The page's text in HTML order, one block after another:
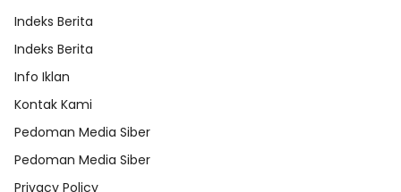
Indeks Berita
Indeks Berita
Info Iklan
Kontak Kami
Pedoman Media Siber
Pedoman Media Siber
Privacy Policy